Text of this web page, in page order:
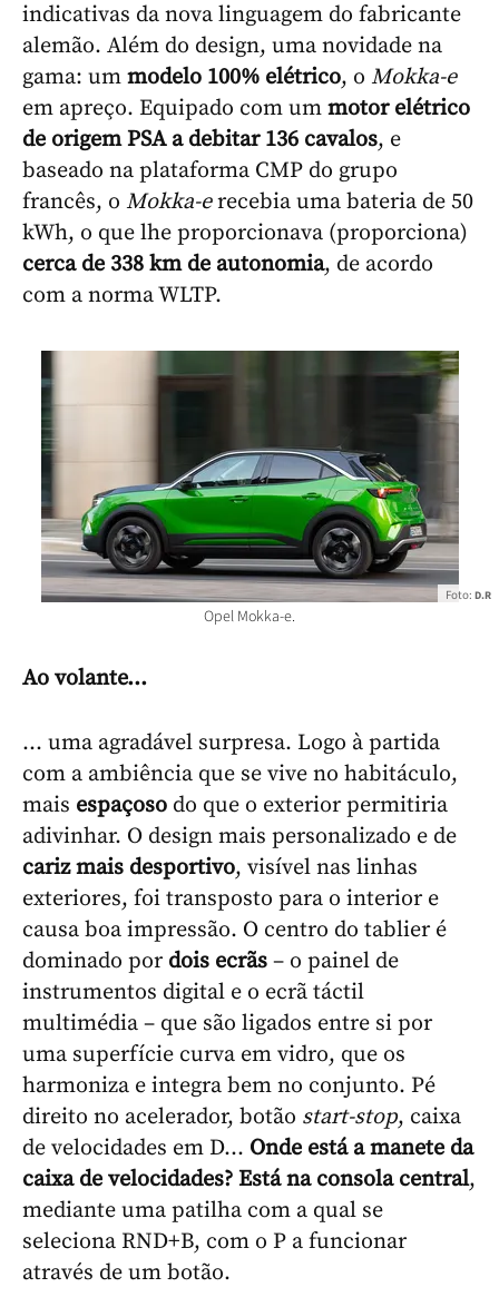
indicativas da nova linguagem do fabricante
alemão. Além do design, uma novidade na
gama: um modelo 100% elétrico, o Mokka-e
em apreço. Equipado com um motor elétrico
de origem PSA a debitar 136 cavalos, e
baseado na plataforma CMP do grupo
francês, o Mokka-erecebia uma bateria de 50
kWh, o que lhe proporcionava (proporciona)
cerca de 338 km de autonomia, de acordo
com a norma WLTP.
Opel Mokka-e.
Foto: D.R
Ao volante...
... uma agradável surpresa. Logo à partida
com a ambiência que se vive no habitáculo,
mais espaçoso do que o exterior permitiria
adivinhar. O design mais personalizado e de
cariz mais desportivo, visível nas linhas
exteriores, foi transposto para o interior e
causa boa impressão. O centro do tablier é
dominado por dois ecrãs – o painel de
instrumentos digital e o ecrã táctil
multimédia – que são ligados entre si por
uma superfície curva em vidro, que os
harmoniza e integra bem no conjunto. Pé
direito no acelerador, botão start-stop, caixa
de velocidades em D... Onde está a manete da
caixa de velocidades? Está na consola central,
mediante uma patilha com a qual se
seleciona RND+B, com o P a funcionar
através de um botão.